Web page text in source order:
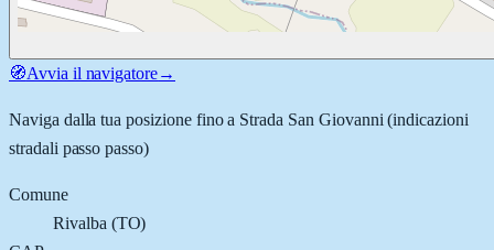
🧭Avvia il navigatore→
Naviga dalla tua posizione fino a Strada San Giovanni (indicazioni
stradali passo passo)
Comune
Rivalba (TO)